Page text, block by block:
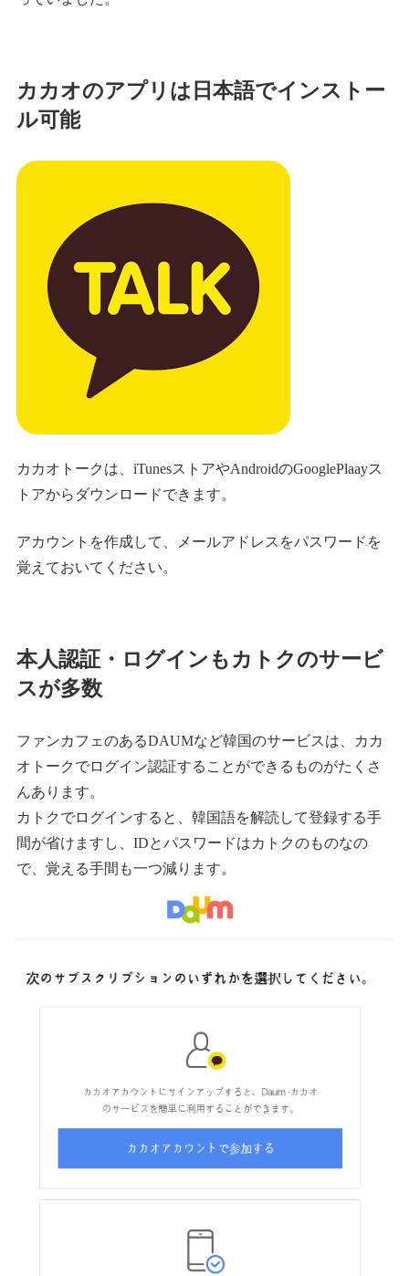
カカオのアプリは日本語でインストー
ル可能
カカオトークは、iTunesストアやAndroidのGooglePlaayス
トアからダウンロードできます。
アカウントを作成して、メールアドレスをパスワードを
覚えておいてください。
本人認証・ログインもカトクのサービ
スが多数
ファンカフェのあるDAUMなど韓国のサービスは、カカ
オトークでログイン認証することができるものがたくさ
んあります。
カトクでログインすると、韓国語を解読して登録する手
間が省けますし、IDとパスワードはカトクのものなの
で、覚える手間も一つ減ります。